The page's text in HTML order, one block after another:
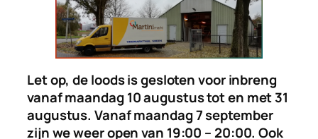
Let op, de loods is gesloten voor inbreng
vanaf maandag 10 augustus tot en met 31
augustus. Vanaf maandag 7 september
zijn we weer open van 19:00 – 20:00. Ook